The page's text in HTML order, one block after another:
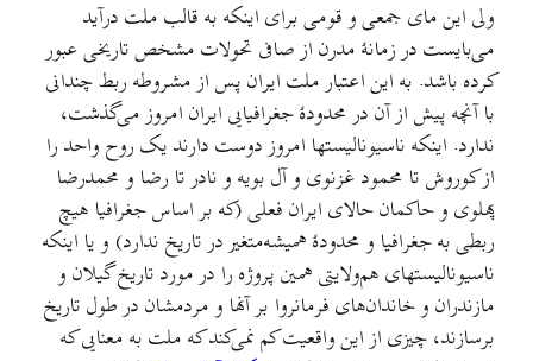
ولی این مای جمعی و قومی برای اینکه به قالب ملت درآید
می‌بایست در زمانهٔ مدرن از صافی تحولات مشخص تاریخی عبور
کرده باشد. به این اعتبار ملت ایران پس از مشروطه ربط چندانی
با آنچه پیش از آن در محدودهٔ جغرافیایی ایران امروز می‌گذشت،
ندارد. اینکه ناسیونالیستها امروز دوست دارند یک روح واحد را
از کوروش تا محمود غزنوی و آل بویه و نادر تا رضا و محمدرضا
پهلوی و حاکمان حالای ایران فعلی (که بر اساس جغرافیا هیچ
ربطی به جغرافیا و محدودهٔ همیشه‌متغیر در تاریخ ندارد) و یا اینکه
ناسیونالیستهای هم‌ولایتی همین پروژه را در مورد تاریخ گیلان و
مازندران و خاندان‌های فرمانروا بر آنها و مردمشان در طول تاریخ
برسازند، چیزی از این واقعیت کم نمی‌کند که ملت به معنایی که